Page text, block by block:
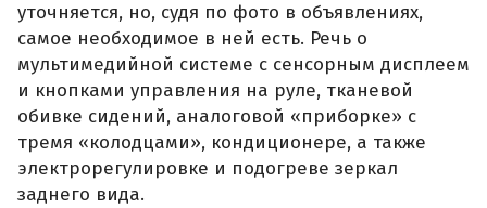
уточняется, но, судя по фото в объявлениях,
самое необходимое в ней есть. Речь о
мультимедийной системе с сенсорным дисплеем
и кнопками управления на руле, тканевой
обивке сидений, аналоговой «приборке» с
тремя «колодцами», кондиционере, а также
электрорегулировке и подогреве зеркал
заднего вида.